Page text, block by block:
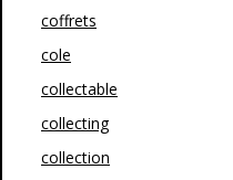
coffrets
cole
collectable
collecting
collection